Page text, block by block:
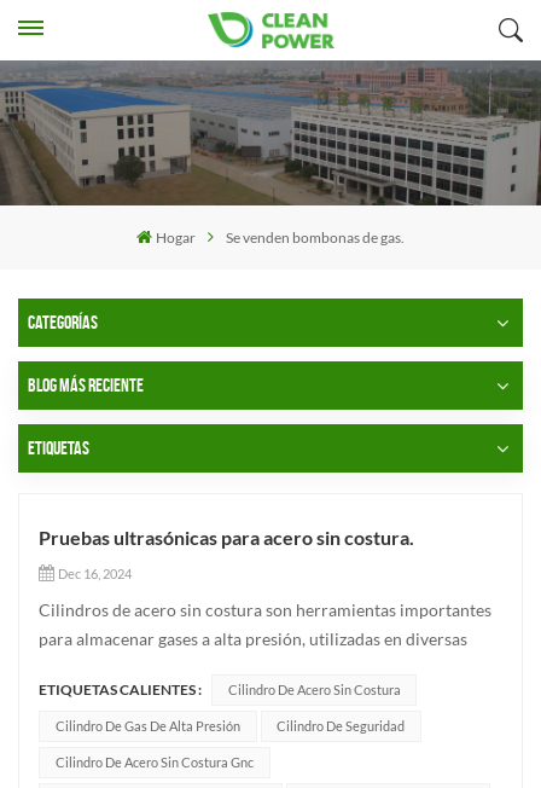
Hogar Se venden bombonas de gas.
CATEGORÍAS
BLOG MÁS RECIENTE
ETIQUETAS
Pruebas ultrasónicas para acero sin costura.
Dec 16, 2024
Cilindros de acero sin costura son herramientas importantes
para almacenar gases a alta presión, utilizadas en diversas
Garantizar la calidad y seguridad de los cilindros de acero sin
costura es de suma importancia en el proceso de produ...
ETIQUETAS CALIENTES : Cilindro De Acero Sin Costura
Cilindro De Gas De Alta Presión Cilindro De Seguridad
Cilindro De Acero Sin Costura Gnc